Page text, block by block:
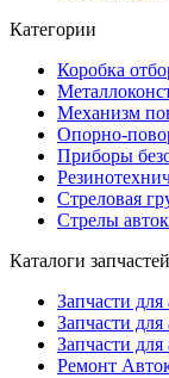
Категории
Коробка
Механизм
Опорно-
Приборы
Стреловая
Стрелы
Каталоги запчастей
Запчасти
Запчасти
Запчасти
Ремонт